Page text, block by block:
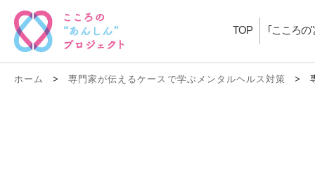
TOP ｢こころの
ホーム > 専門家が伝えるケースで学ぶメンタルヘルス対策 >